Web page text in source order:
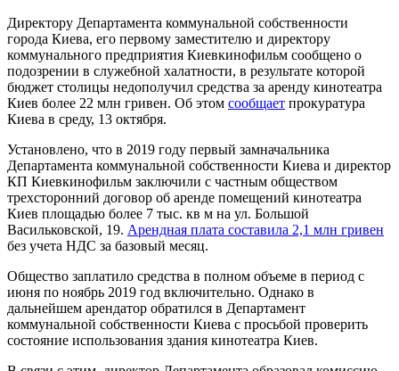
Директору Департамента коммунальной собственности
города Киева, его первому заместителю и директору
коммунального предприятия Киевкинофильм сообщено о
подозрении в служебной халатности, в результате которой
бюджет столицы недополучил средства за аренду кинотеатра
Киев более 22 млн гривен. Об этом сообщает прокуратура
Киева в среду, 13 октября.
Установлено, что в 2019 году первый замначальника
Департамента коммунальной собственности Киева и директор
КП Киевкинофильм заключили с частным обществом
трехсторонний договор об аренде помещений кинотеатра
Киев площадью более 7 тыс. кв м на ул. Большой
Васильковской, 19. Арендная плата составила 2,1 млн гривен
без учета НДС за базовый месяц.
Общество заплатило средства в полном объеме в период с
июня по ноябрь 2019 год включительно. Однако в
дальнейшем арендатор обратился в Департамент
коммунальной собственности Киева с просьбой проверить
состояние использования здания кинотеатра Киев.